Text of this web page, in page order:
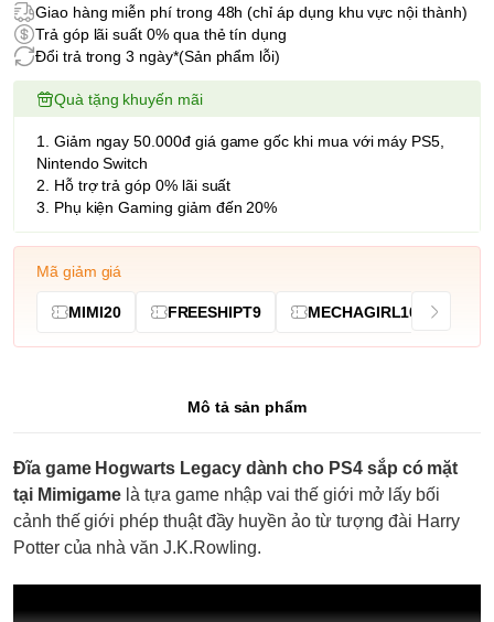
Giao hàng miễn phí trong 48h (chỉ áp dụng khu vực nội thành)
Trả góp lãi suất 0% qua thẻ tín dụng
Đổi trả trong 3 ngày*(Sản phẩm lỗi)
Quà tặng khuyến mãi
1. Giảm ngay 50.000đ giá game gốc khi mua với máy PS5,
Nintendo Switch
2. Hỗ trợ trả góp 0% lãi suất
3. Phụ kiện Gaming giảm đến 20%
Mã giảm giá
MIMI20 FREESHIPT9 MECHAGIRL10
Mô tả sản phẩm
Đĩa game Hogwarts Legacy dành cho PS4 sắp có mặt
tại Mimigame là tựa game nhập vai thế giới mở lấy bối
cảnh thế giới phép thuật đầy huyền ảo từ tượng đài Harry
Potter của nhà văn J.K.Rowling.